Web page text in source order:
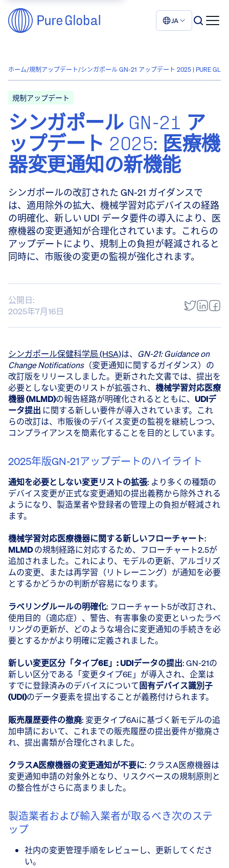
JA
ホーム/規制アップデート/シンガポール GN-21 アップデート 2025 | PURE
規制アップデート
シンガポール GN-21 ア
ップデート 2025: 医療機
器変更通知の新機能
シンガポールの改訂された GN-21 ガイダンスで
は、適用除外の拡大、機械学習対応デバイスの経路
の明確化、新しい UDI データ要件の導入により、医
療機器の変更通知が合理化されています。これらの
アップデートにより、規制上の負担が軽減されると
同時に、市販後の変更の監視が強化されます。
公開日:
2025年7月16日
シンガポール保健科学局 (HSA)は、 GN-21: Guidance on
Change Notifications（変更通知に関するガイダンス）の
改訂版をリリースしました。更新された文書では、提出を
必要としない変更のリストが拡張され、 機械学習対応医療
機器 (MLMD)の報告経路が明確化されるとともに、 UDIデ
ータ提出 に関する新しい要件が導入されています。これ
らの改訂は、市販後のデバイス変更の監視を継続しつつ、
コンプライアンスを簡素化することを目的としています。
2025年版GN-21アップデートのハイライト
通知を必要としない変更リストの拡張: より多くの種類の
デバイス変更が正式な変更通知の提出義務から除外される
ようになり、製造業者や登録者の管理上の負担が軽減され
ます。
機械学習対応医療機器に関する新しいフローチャート:
MLMDの規制経路に対応するため、フローチャート2.5が
追加されました。これにより、モデルの更新、アルゴリズ
ムの変更、または再学習（リトレーニング）が通知を必要
とするかどうかの判断が容易になります。
ラベリングルールの明確化: フローチャート5が改訂され、
使用目的（適応症）、警告、有害事象の変更といったラベ
リングの更新が、どのような場合に変更通知の手続きを必
要とするかがより明確に定義されました。
新しい変更区分「タイプ6E」: UDIデータの提出: GN-21の
新しい区分である「変更タイプ6E」が導入され、企業は
すでに登録済みのデバイスについて固有デバイス識別子
(UDI)のデータ要素を提出することが義務付けられます。
販売履歴要件の撤廃: 変更タイプ6Aiに基づく新モデルの追
加申請において、これまでの販売履歴の提出要件が撤廃さ
れ、提出書類が合理化されました。
クラスA医療機器の変更通知が不要に: クラスA医療機器は
変更通知申請の対象外となり、リスクベースの規制原則と
の整合性がさらに高まりました。
製造業者および輸入業者が取るべき次のステ
ップ
社内の変更管理手順をレビューし、更新してくださ
い。